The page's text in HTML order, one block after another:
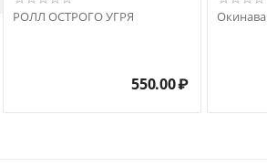
РОЛЛ ОСТРОГО УГРЯ
550.00₽
Окинава